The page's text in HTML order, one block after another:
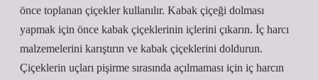
önce toplanan çiçekler kullanılır. Kabak çiçeği dolması
yapmak için önce kabak çiçeklerinin içlerini çıkarın. İç harcı
malzemelerini karıştırın ve kabak çiçeklerini doldurun.
Çiçeklerin uçları pişirme sırasında açılmaması için iç harcın